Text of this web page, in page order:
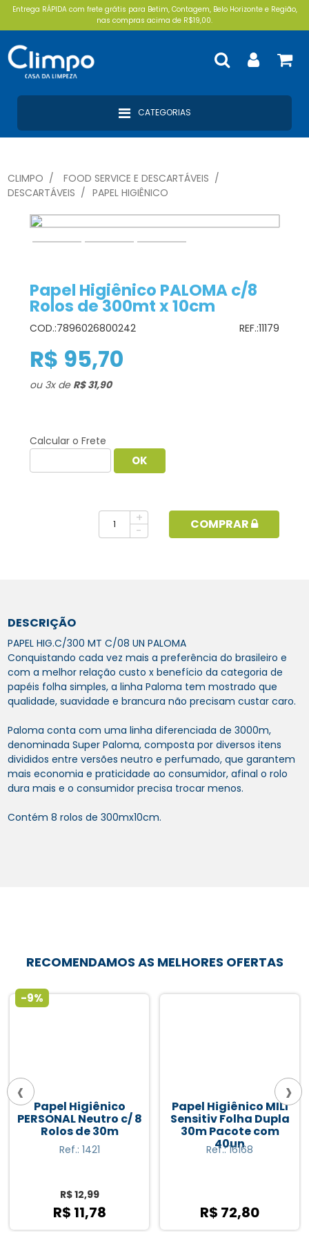
Entrega RÁPIDA com frete grátis para Betim, Contagem, Belo Horizonte e Região,
nas compras acima de R$19,00.
CATEGORIAS
CLIMPO
FOOD SERVICE E DESCARTÁVEIS
DESCARTÁVEIS
PAPEL HIGIÊNICO
Papel Higiênico PALOMA c/8
Rolos de 300mt x 10cm
COD.:7896026800242 REF.:11179
R$ 95,70
ou 3xde R$ 31,90
Calcular o Frete
+
-
COMPRAR
DESCRIÇÃO
PAPEL HIG.C/300 MT C/08 UN PALOMA
Conquistando cada vez mais a preferência do brasileiro e
com a melhor relação custo x benefício da categoria de
papéis folha simples, a linha Paloma tem mostrado que
qualidade, suavidade e brancura não precisam custar caro.
Paloma conta com uma linha diferenciada de 3000m,
denominada Super Paloma, composta por diversos itens
divididos entre versões neutro e perfumado, que garantem
mais economia e praticidade ao consumidor, afinal o rolo
dura mais e o consumidor precisa trocar menos.
Contém 8 rolos de 300mx10cm.
RECOMENDAMOS AS MELHORES OFERTAS
-9%
Papel Higiênico
PERSONAL Neutro c/ 8
Rolos de 30m
Ref.: 1421
R$ 12,99
R$ 11,78
Papel Higiênico MILI
Sensitiv Folha Dupla
30m Pacote com
40un
Ref.: 16168
R$ 72,80
‹ ›